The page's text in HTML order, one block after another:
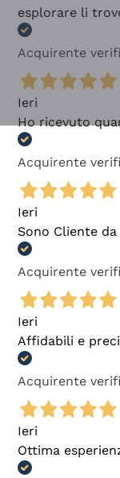
esplorare li
Acquirente
Ieri
Ho ricevuto
Acquirente
Ieri
Sono Cliente
Acquirente
Ieri
Affidabili e
Acquirente
Ieri
Ottima